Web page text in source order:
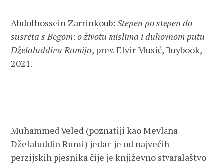
Abdolhossein Zarrinkoub:Stepen po stepen do
susreta s Bogom:o životu mislima i duhovnom putu
Dželaluddina Rumija, prev. Elvir Musić, Buybook,
2021.
Muhammed Veled (poznatiji kao Mevlana
Dželaluddin Rumi) jedan je od najvećih
perzijskih pjesnika čije je književno stvaralaštvo